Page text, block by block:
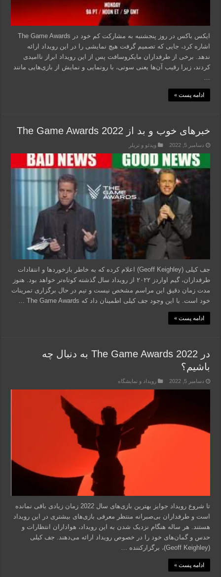
ایکس‌ باکس در روز پنجشنبه به مشارکت کم خود در The Game Awards
اشاره کرد، جایی که تصمیم گرفت هیچ نمایشی را در این رویداد ارائه
ندهد. برخی از طرفداران مایکروسافت پس از این رویداد ابراز ناامیدی
کردند، زیرا رقیب آن‌ها یعنی سونی، با رونمایی و نمایش از بازی‌هایی مانند
ادامه پست »
خبرهای خوب و بد از The Game Awards 2022
دسامبر 5, 2022 ویدئو و تریلر
جف کیلی (Geoff Keighley) اعلام کرده که به خاطر بازخوردها و انتقادات
طرفداران، گیم اواردز ۲۰۲۲ از رویداد سال گذشته کوتاه‌تر خواهد بود. هنوز
مدت زمان دقیق این مراسم مشخص نیست و تیم در حال برگزاری تمرینات
خود است. با این وجود جف کیلی اطمینان داد که The Game Awards …
ادامه پست »
در The Game Awards 2022 به دنبال چه
باشیم؟
دسامبر 5, 2022 رویداد و نمایشگاه
تا شروع رویداد جوایز بهترین بازی‌های سال 2022 زمان زیادی باقی نمانده
است و طرفداران بی‌صبرانه منتظر معرفی بازی‌های بیشتری در این رویداد
هستند. هر ساله هنگام نزدیک شدن به این رویداد، هواداران انتظارات و
حدس و گمان‌های خود را در خصوص رویداد ارائه می‌دهند. جف کیلی
(Geoff Keighley)، برگزارکننده …
ادامه پست »